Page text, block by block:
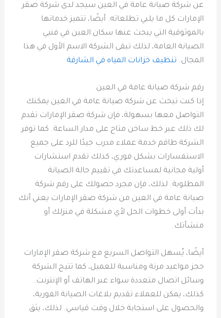
عن شركة صيانة عامة في العين سيجد لدى شركة صقر
الإمارات كل ما يلبي تطلعاته. أيضًا، تتميز خدماتها
بالموثوقية التي يبحث عنها سكان العين في فنيي
الصيانة العامة، لذلك تبقى الشركة الاسم الأول في هذا
المجال. تنظيف خزانات المياه في الشارقة
رقم شركة صيانة عامة في العين
إذا كنت تبحث عن شركة صيانة عامة في العين يمكنك
التواصل معها بسهولة، فإن شركة صقر الإمارات تقدم
لك ذلك عبر خط ساخن متاح على مدار الساعة. كما توفر
الشركة طاقم خدمة عملاء مدرب جيدًا للرد على جميع
الاستفسارات بشكل فوري، كذلك تقدم استشارات
أولية مجانية لمساعدتك في تقييم حالة الصيانة
المطلوبة. لذلك، فإن مجرد حصولك على رقم شركة
صيانة عامة في العين من شركة صقر الإمارات يعني أنك
بدأت أولى خطوات الحل لأي مشكلة في منزلك أو
منشأتك.
أيضًا، يُسهل التواصل السريع مع شركة صقر الإمارات
حجز مواعيد مرنة ومناسبة للعميل، كما تتيح الشركة
وسائل اتصال متعددة سواء عبر الهاتف أو الإنترنت.
كذلك، يمكن للعملاء تقديم بلاغات الصيانة الفورية،
والحصول على استجابة خلال وقت قياسي. لذلك، يثق